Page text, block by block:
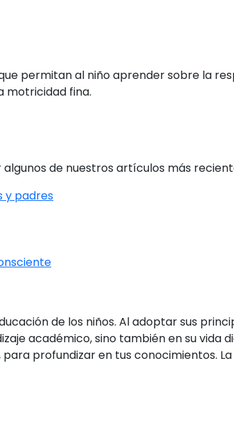
permitan al niño aprender sobre la
motricidad fina.
de nuestros artículos más
y padres
de los niños. Al adoptar sus
académico, sino también en su vida
para profundizar en tus conocimientos.